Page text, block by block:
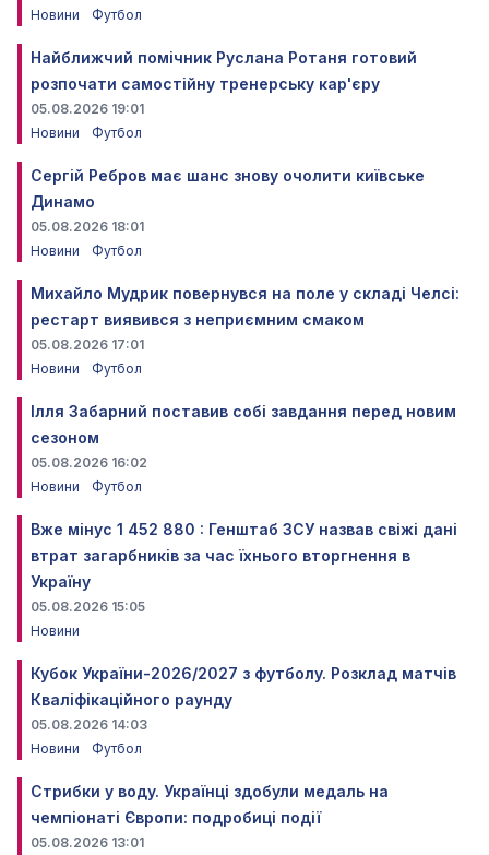
Новини Футбол
Найближчий помічник Руслана Ротаня готовий
розпочати самостійну тренерську кар'єру
05.08.2026 19:01
Новини
Футбол
Сергій Ребров має шанс знову очолити київське
Динамо
05.08.2026 18:01
Новини
Футбол
Михайло Мудрик повернувся на поле у складі Челсі:
рестарт виявився з неприємним смаком
05.08.2026 17:01
Новини
Футбол
Ілля Забарний поставив собі завдання перед новим
сезоном
05.08.2026 16:02
Новини
Футбол
Вже мінус 1 452 880 : Генштаб ЗСУ назвав свіжі дані
втрат загарбників за час їхнього вторгнення в
Україну
05.08.2026 15:05
Новини
Кубок України-2026/2027 з футболу. Розклад матчів
Кваліфікаційного раунду
05.08.2026 14:03
Новини
Футбол
Стрибки у воду. Українці здобули медаль на
чемпіонаті Європи: подробиці події
05.08.2026 13:01